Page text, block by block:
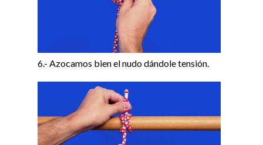
6.- Azocamos bien el nudo dándole tensión.